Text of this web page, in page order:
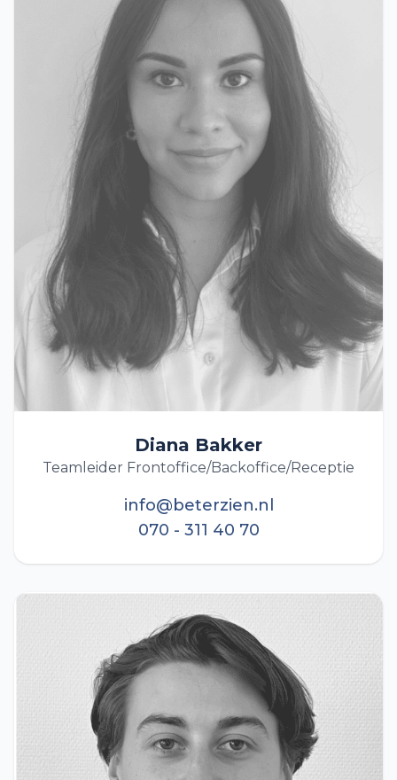
Diana Bakker
Teamleider Frontoffice/Backoffice/Receptie
info@beterzien.nl
070 - 311 40 70